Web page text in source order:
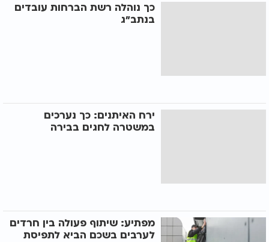
כך נוהלה רשת הברחות עובדים
בנתב"ג
ירח האיתנים: כך נערכים
במשטרה לחגים בבירה
מפתיע: שיתוף פעולה בין חרדים
לערבים בשכם הביא לתפיסת